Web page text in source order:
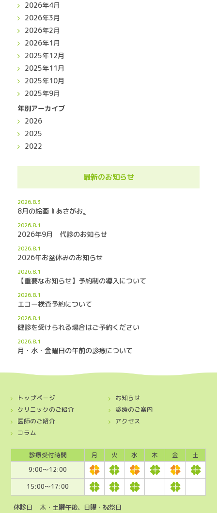
2026年4月
2026年3月
2026年2月
2026年1月
2025年12月
2025年11月
2025年10月
2025年9月
年別アーカイブ
2026
2025
2022
最新のお知らせ
2026.8.3
8月の絵画『あさがお』
2026.8.1
2026年9月 代診のお知らせ
2026.8.1
2026年お盆休みのお知らせ
2026.8.1
【重要なお知らせ】予約制の導入について
2026.8.1
エコー検査予約について
2026.8.1
健診を受けられる場合はご予約ください
2026.8.1
月・水・金曜日の午前の診療について
トップページ
お知らせ
クリニックのご紹介
診療のご案内
医師のご紹介
アクセス
コラム
診療受付時間 月 火 水 木 金
土
9:00〜12:00
15:00〜17:00
休診日 木・土曜午後、日曜・祝祭日